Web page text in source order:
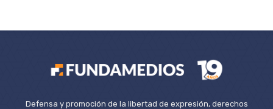
Defensa y promoción de la libertad de expresión, derechos